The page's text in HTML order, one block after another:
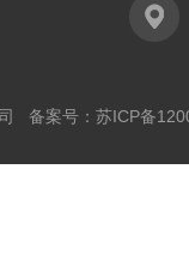
备案号： 苏ICP备